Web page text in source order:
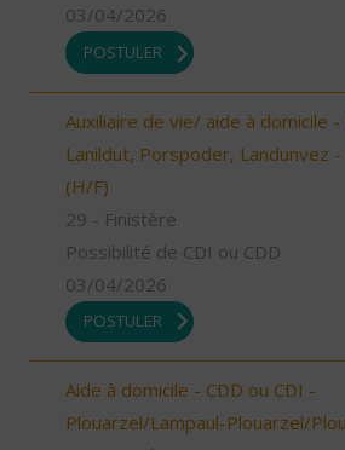
03/04/2026
POSTULER
Auxiliaire de vie/ aide à domicile
Lanildut, Porspoder, Landunvez -
(H/F)
29 - Finistère
Possibilité de CDI ou CDD
03/04/2026
POSTULER
Aide à domicile - CDD ou CDI -
Plouarzel/Lampaul-Plouarzel/